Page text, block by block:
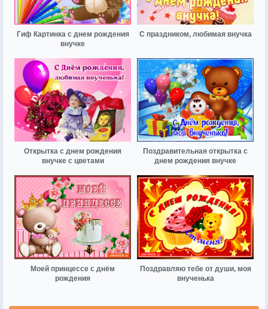
Гиф Картинка с днем рождения
внучке
С праздником, любимая внучка
Открытка с днем рождения
внучке с цветами
Поздравительная открытка с
днем рождения внучке
Моей принцессе с днём
рождения
Поздравляю тебе от души, моя
внученька